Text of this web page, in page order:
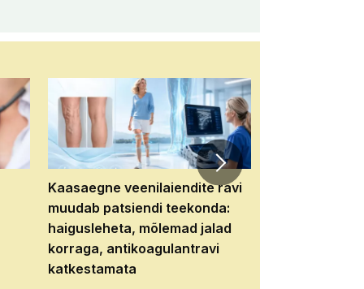
Kaasaegne veenilaiendite ravi
muudab patsiendi teekonda:
haigusleheta, mõlemad jalad
korraga, antikoagulantravi
katkestamata